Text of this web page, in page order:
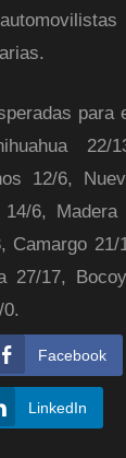
para
22/
12/6,
6, Madera
Camargo
27/17,
Facebook
LinkedIn